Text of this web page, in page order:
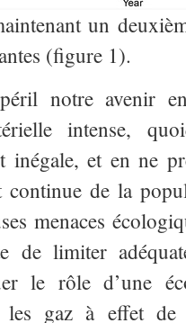
un
(figure 1).
notre avenir
intense,
inégale, et en ne
continue de la
menaces
de limiter
le rôle d’une
les gaz à effet